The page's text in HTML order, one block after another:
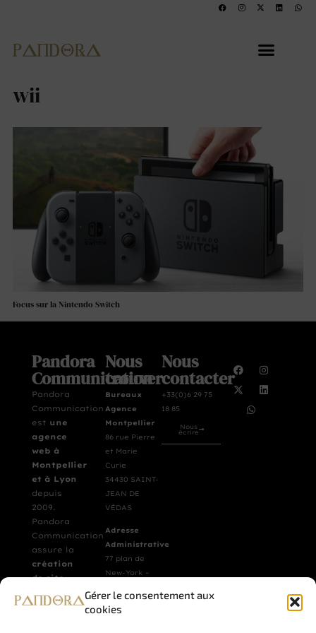
Gérer le consentement aux
cookies
wii
Focus sur la Nintendo Switch
Pandora
Communication
Pandora
Communication
est une
agence
web à
Montpellier
et à Lyon
depuis
2009.
Pandora
Communication
assure la
création
de site
de
Nous
trouver
Bureaux
Agence
Montpellier
86 rue Pierre
et Marie
Curie
34430 SAINT-
JEAN DE
VÉDAS
Adresse
Administrative
77 plan de
New-York –
B003
34970 LATTES
Nous
contacter
+33(0)6 29 75
18 85
Nous
écrire